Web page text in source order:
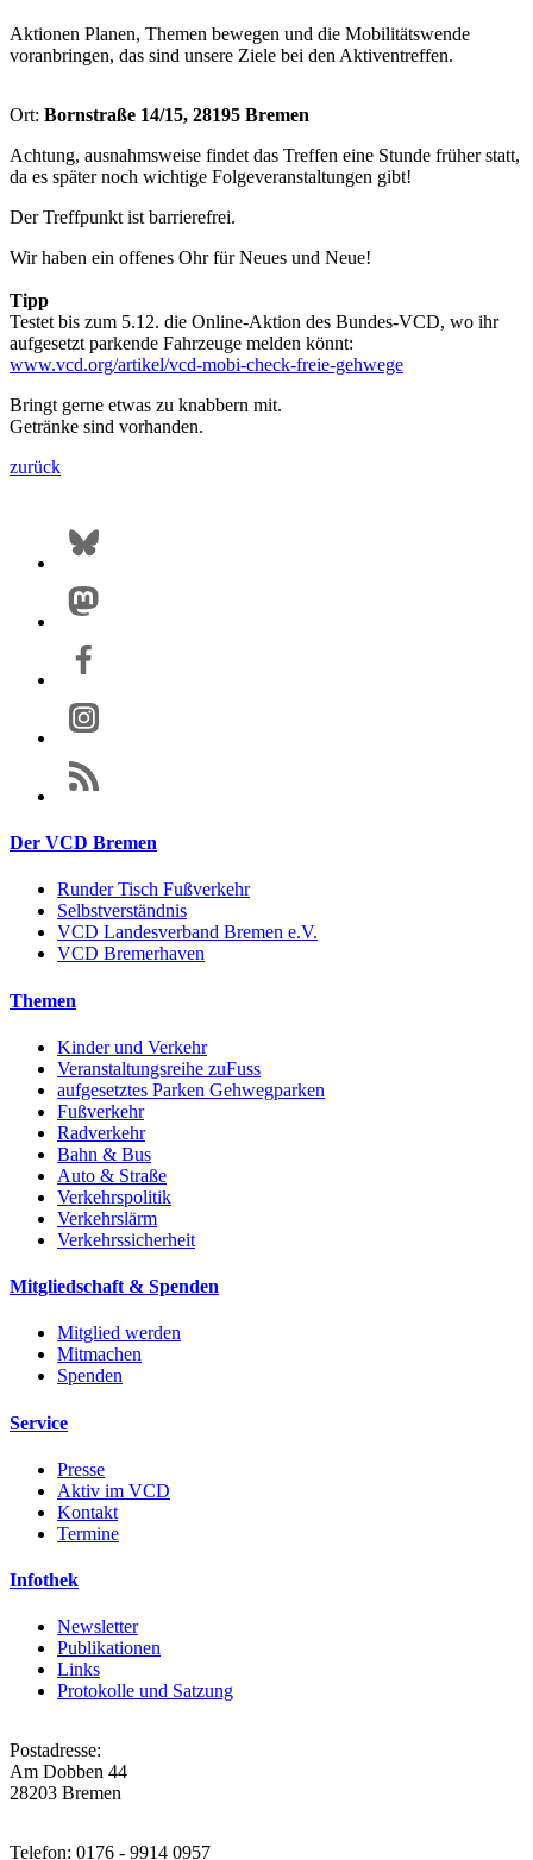
Aktionen Planen, Themen bewegen und die Mobilitätswende
voranbringen, das sind unsere Ziele bei den Aktiventreffen.
Ort: Bornstraße 14/15, 28195 Bremen
Achtung, ausnahmsweise findet das Treffen eine Stunde früher statt,
da es später noch wichtige Folgeveranstaltungen gibt!
Der Treffpunkt ist barrierefrei.
Wir haben ein offenes Ohr für Neues und Neue!
Tipp
Testet bis zum 5.12. die Online-Aktion des Bundes-VCD, wo ihr
aufgesetzt parkende Fahrzeuge melden könnt:
www.vcd.org/artikel/vcd-mobi-check-freie-gehwege
Bringt gerne etwas zu knabbern mit.
Getränke sind vorhanden.
zurück
Der VCD Bremen
Runder Tisch Fußverkehr
Selbstverständnis
VCD Landesverband Bremen e.V.
VCD Bremerhaven
Themen
Kinder und Verkehr
Veranstaltungsreihe zuFuss
aufgesetztes Parken Gehwegparken
Fußverkehr
Radverkehr
Bahn & Bus
Auto & Straße
Verkehrspolitik
Verkehrslärm
Verkehrssicherheit
Mitgliedschaft & Spenden
Mitglied werden
Mitmachen
Spenden
Service
Presse
Aktiv im VCD
Kontakt
Termine
Infothek
Newsletter
Publikationen
Links
Protokolle und Satzung
Postadresse:
Am Dobben 44
28203 Bremen
Telefon: 0176 - 9914 0957